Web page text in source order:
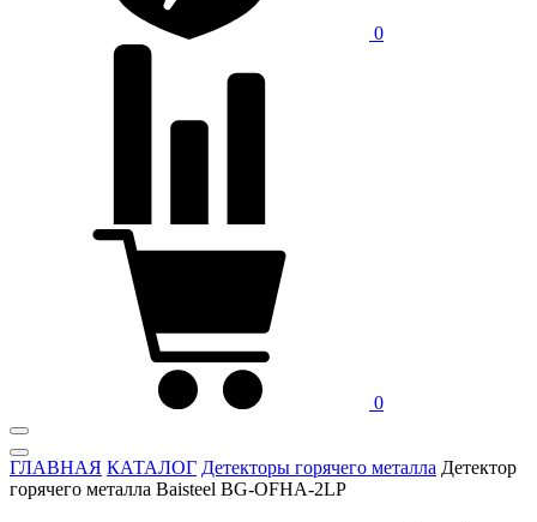
0
0
ГЛАВНАЯ КАТАЛОГ Детекторы горячего металла Детектор
горячего металла Baisteel BG-OFHA-2LP